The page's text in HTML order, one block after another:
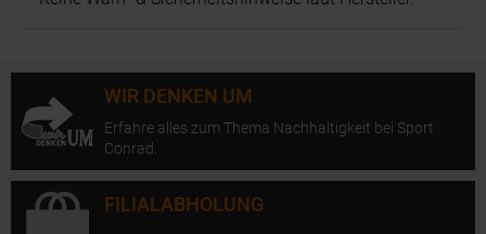
WIR DENKEN UM
Erfahre alles zum Thema Nachhaltigkeit bei Sport
Conrad.
FILIALABHOLUNG